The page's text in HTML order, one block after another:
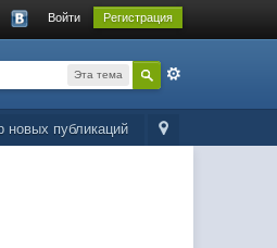
Войти Регистрация
Эта тема
новых публикаций